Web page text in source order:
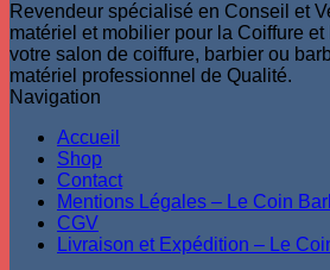
Revendeur spécialisé en Conseil et
matériel et mobilier pour la Coiffure
votre salon de coiffure, barbier ou
matériel professionnel de Qualité.
Navigation
Accueil
Shop
Contact
Mentions Légales – Le Coin
CGV
Livraison et Expédition – Le